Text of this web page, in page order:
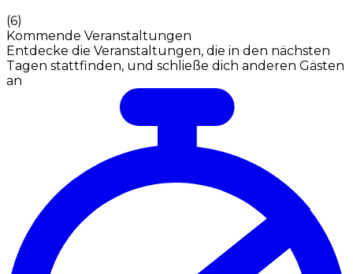
(6)
Kommende Veranstaltungen
Entdecke die Veranstaltungen, die in den nächsten
Tagen stattfinden, und schließe dich anderen Gästen
an